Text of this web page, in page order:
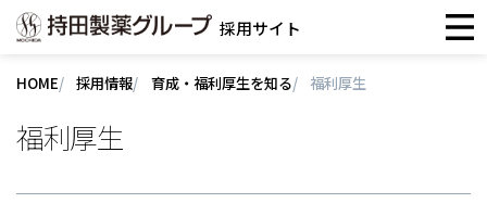
採用サイト
HOME 採用情報 育成・福利厚生を知る 福利厚生
福利厚生